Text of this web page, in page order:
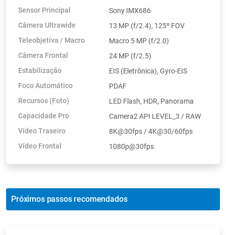
Sensor Principal
Sony IMX686
Câmera Ultrawide
13 MP (f/2.4), 125º FOV
Teleobjetiva / Macro
Macro 5 MP (f/2.0)
Câmera Frontal
24 MP (f/2.5)
Estabilização
EIS (Eletrônica), Gyro-EIS
Foco Automático
PDAF
Recursos (Foto)
LED Flash, HDR, Panorama
Capacidade Pro
Camera2 API LEVEL_3 / RAW
Vídeo Traseiro
8K@30fps / 4K@30/60fps
Vídeo Frontal
1080p@30fps
Próximos passos recomendados